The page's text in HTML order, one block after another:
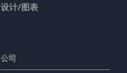
设计/图表
公司